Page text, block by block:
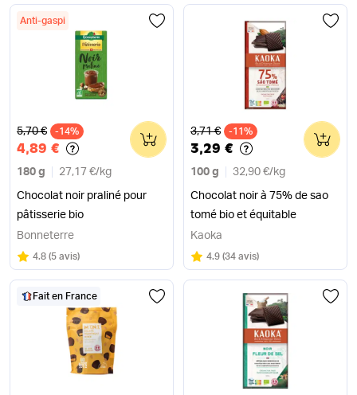
Anti-gaspi
Ancien prix
5,70 € -14%
4,89 €
180 g 27,17 €/ kg
Chocolat noir praliné pour
pâtisserie bio
0
Bonneterre
Note
4.8 sur 5
(5 avis)
Ancien prix
3,71 € -11%
3,29 €
100 g 32,90 €/ kg
Chocolat noir à 75% de sao
tomé bio et équitable
0
Kaoka
Note
4.9 sur 5
(34 avis)
Fait en France